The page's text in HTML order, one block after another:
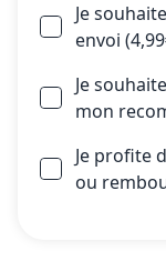
Je
envoi
Je
mon
Je profite
ou